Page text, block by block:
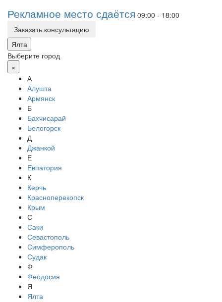
Рекламное место сдаётся 09:00 - 18:00
Заказать консультацию
Ялта
Выберите город
×
А
Алушта
Армянск
Б
Бахчисарай
Белогорск
Д
Джанкой
Е
Евпатория
К
Керчь
Красноперекопск
Крым
С
Саки
Севастополь
Симферополь
Судак
Ф
Феодосия
Я
Ялта